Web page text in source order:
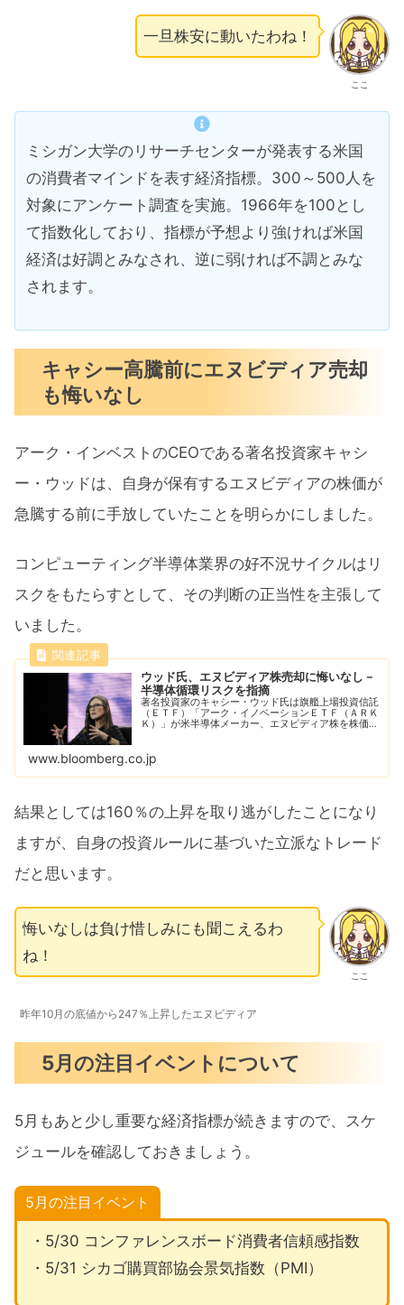
ここ
一旦株安に動いたわね！
ミシガン大学のリサーチセンターが発表する米国
の消費者マインドを表す経済指標。300～500人を
対象にアンケート調査を実施。1966年を100とし
て指数化しており、指標が予想より強ければ米国
経済は好調とみなされ、逆に弱ければ不調とみな
されます。
キャシー高騰前にエヌビディア売却
も悔いなし
アーク・インベストのCEOである著名投資家キャシ
ー・ウッドは、自身が保有するエヌビディアの株価が
急騰する前に手放していたことを明らかにしました。
コンピューティング半導体業界の好不況サイクルはリ
スクをもたらすとして、その判断の正当性を主張して
いました。
ウッド氏、エヌビディア株売却に悔いなし－
半導体循環リスクを指摘
著名投資家のキャシー・ウッド氏は旗艦上場投資信託
（ＥＴＦ）「アーク・イノベーションＥＴＦ（ＡＲＫ
Ｋ）」が米半導体メーカー、エヌビディア株を株価が
www.bloomberg.co.jp
結果としては160％の上昇を取り逃がしたことになり
ますが、自身の投資ルールに基づいた立派なトレード
だと思います。
ここ
悔いなしは負け惜しみにも聞こえるわ
ね！
昨年10月の底値から247％上昇したエヌビディア
5月の注目イベントについて
5月もあと少し重要な経済指標が続きますので、スケ
ジュールを確認しておきましょう。
5月の注目イベント
・5/30 コンファレンスボード消費者信頼感指数
・5/31 シカゴ購買部協会景気指数（PMI）